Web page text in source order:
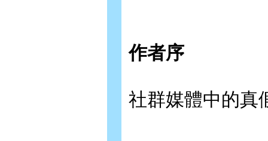
作者序
社群媒體中的真